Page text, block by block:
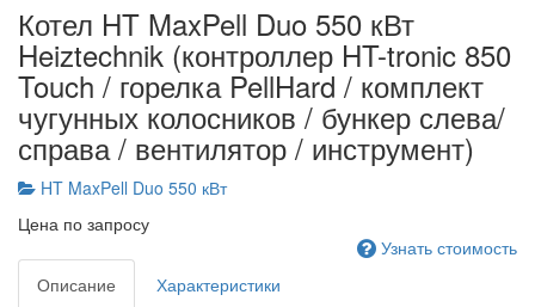
Котел HT MaxPell Duo 550 кВт
Heiztechnik (контроллер HT-tronic 850
Touch / горелка PellHard / комплект
чугунных колосников / бункер слева/
справа / вентилятор / инструмент)
HT MaxPell Duo 550 кВт
Цена по запросу
Узнать стоимость
Описание
Характеристики